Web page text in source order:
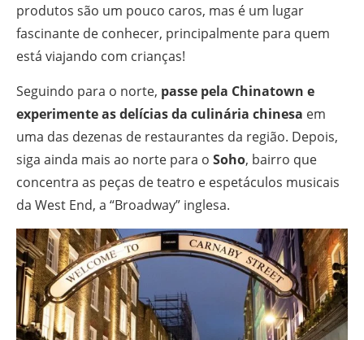
produtos são um pouco caros, mas é um lugar
fascinante de conhecer, principalmente para quem
está viajando com crianças!
Seguindo para o norte, passe pela Chinatown e
experimente as delícias da culinária chinesa em
uma das dezenas de restaurantes da região. Depois,
siga ainda mais ao norte para o Soho, bairro que
concentra as peças de teatro e espetáculos musicais
da West End, a “Broadway” inglesa.